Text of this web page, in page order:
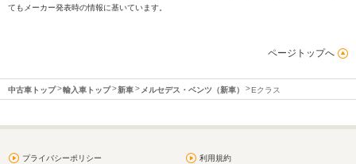
てもメーカー発表時の情報に基いています。
ページトップへ
中古車トップ 輸入車トップ 新車 メルセデス・ベンツ（新車） Eクラス
プライバシーポリシー 利用規約